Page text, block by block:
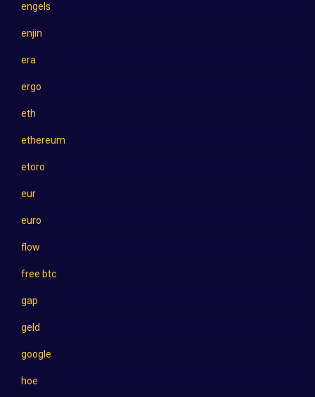
engels
enjin
era
ergo
eth
ethereum
etoro
eur
euro
flow
free btc
gap
geld
google
hoe